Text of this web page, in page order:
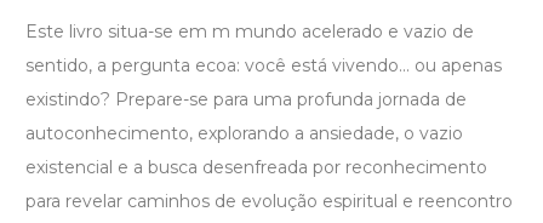
Este livro situa-se em m mundo acelerado e vazio de
sentido, a pergunta ecoa: você está vivendo... ou apenas
existindo? Prepare-se para uma profunda jornada de
autoconhecimento, explorando a ansiedade, o vazio
existencial e a busca desenfreada por reconhecimento
para revelar caminhos de evolução espiritual e reencontro